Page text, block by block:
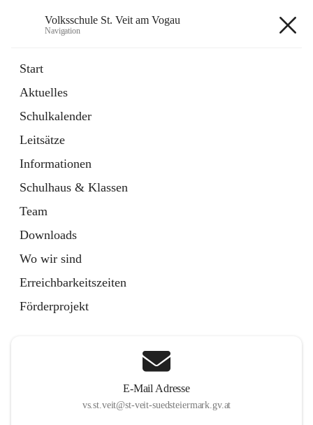
Volksschule St. Veit am Vogau
Navigation
Start
Aktuelles
Schulkalender
Leitsätze
Informationen
Schulhaus & Klassen
Team
Downloads
Wo wir sind
Erreichbarkeitszeiten
Förderprojekt
E-Mail Adresse
vs.st.veit@st-veit-suedsteiermark.gv.at